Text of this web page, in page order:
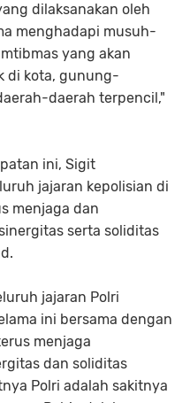
dilaksanakan oleh
menghadapi musuh-
yang akan
di kota, gunung-
daerah terpencil,"
ini, Sigit
jajaran kepolisian di
menjaga dan
serta soliditas
jajaran Polri
ini bersama dengan
menjaga
dan soliditas
Polri adalah sakitnya